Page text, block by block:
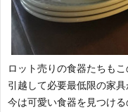
ロット売りの食器たちもこ
引越して必要最低限の家具
今は可愛い食器を見つける